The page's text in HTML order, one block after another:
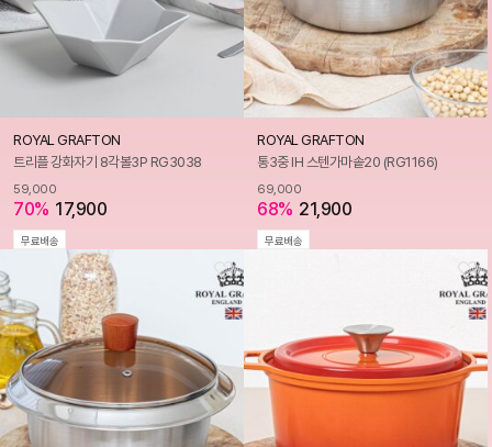
ROYAL GRAFTON
트리플 강화자기 8각볼3P RG3038
59,000
70% 17,900
무료배송
ROYAL GRAFTON
통3중 IH 스텐가마솥20 (RG1166)
69,000
68% 21,900
무료배송